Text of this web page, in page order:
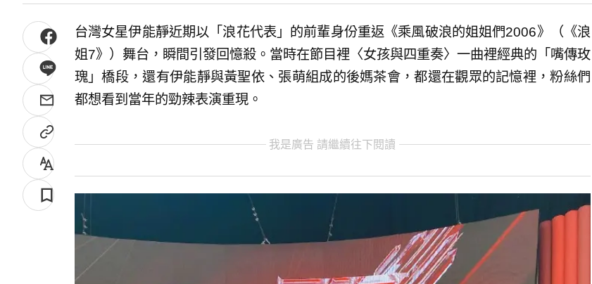
台灣女星伊能靜近期以「浪花代表」的前輩身份重返《乘風破浪的姐姐們2006》（《浪
姐7》）舞台，瞬間引發回憶殺。當時在節目裡〈女孩與四重奏〉一曲裡經典的「嘴傳玫
瑰」橋段，還有伊能靜與黃聖依、張萌組成的後媽茶會，都還在觀眾的記憶裡，粉絲們
都想看到當年的勁辣表演重現。
我是廣告 請繼續往下閱讀